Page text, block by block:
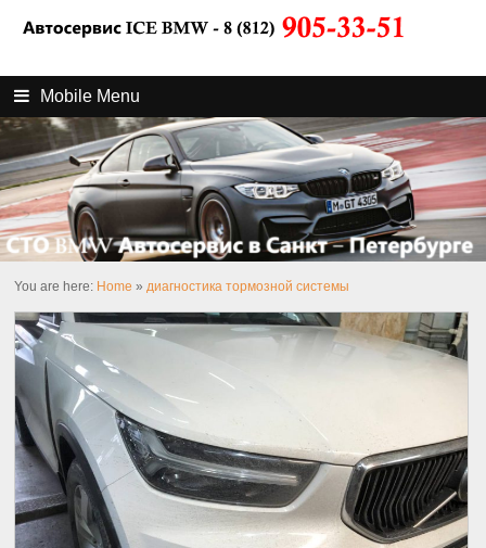
Mobile Menu
You are here: Home »диагностика тормозной системы